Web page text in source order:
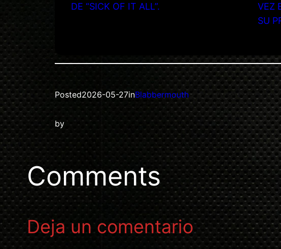
DE “SICK OF IT ALL”.
VEZ
SU
Posted2026-05-27inBlabbermouth
by
Comments
Deja un comentario